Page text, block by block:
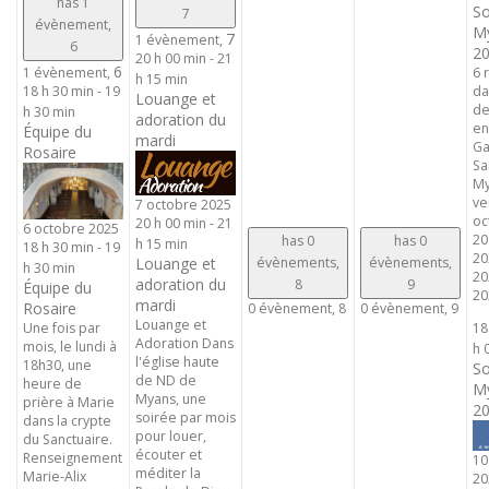
évènement,
6
1 évènement, 6
18 h 30 min - 19
h 30 min
Équipe du
Rosaire
6 octobre 2025
18 h 30 min - 19
h 30 min
Équipe du
Rosaire
Une fois par
mois, le lundi à
18h30, une
heure de
prière à Marie
dans la crypte
du Sanctuaire.
Renseignement
Marie-Alix
7
1 évènement, 7
20 h 00 min -21
h 15 min
Louange et
adoration du
mardi
7 octobre 2025
20 h 00 min -21
h 15 min
Louange et
adoration du
mardi
Louange et
Adoration Dans
l'église haute
de ND de
Myans, une
soirée par mois
pour louer,
écouter et
méditer la
has 0
évènements,
8
0 évènement, 8
has 0
évènements,
9
0 évènement, 9
6
h